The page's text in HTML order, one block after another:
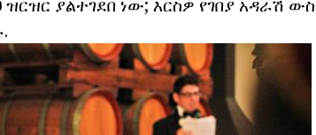
ያልተገደበ ነው; እርስዎ የገበያ አዳራሽ